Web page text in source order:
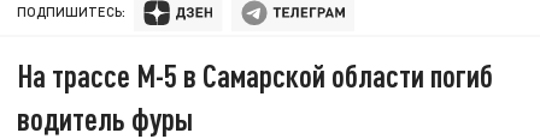
ПОДПИШИТЕСЬ:
На трассе М-5 в Самарской области погиб
водитель фуры